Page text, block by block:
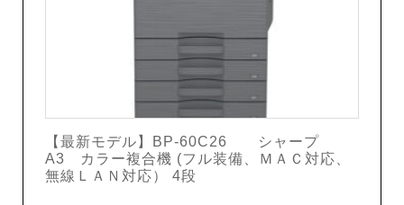
【最新モデル】BP-60C26 シャープ
A3 カラー複合機 (フル装備、ＭＡＣ対応、
無線ＬＡＮ対応） 4段